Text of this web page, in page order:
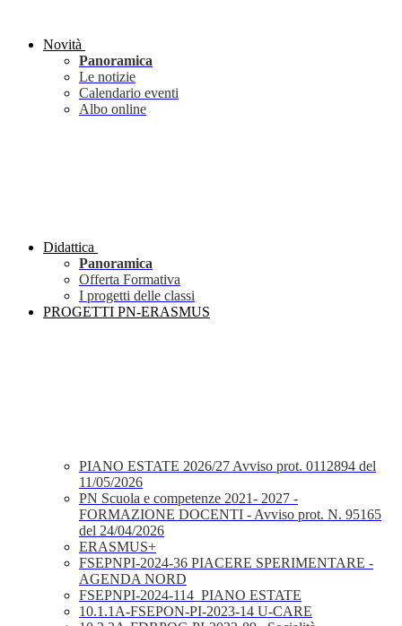
Novità
Panoramica
Le notizie
Calendario eventi
Albo online
Didattica
Panoramica
Offerta Formativa
I progetti delle classi
PROGETTI PN-ERASMUS
PIANO ESTATE 2026/27 Avviso prot. 0112894 del
11/05/2026
PN Scuola e competenze 2021- 2027 -
FORMAZIONE DOCENTI - Avviso prot. N. 95165
del 24/04/2026
ERASMUS+
FSEPNPI-2024-36 PIACERE SPERIMENTARE -
AGENDA NORD
FSEPNPI-2024-114_PIANO ESTATE
10.1.1A-FSEPON-PI-2023-14 U-CARE